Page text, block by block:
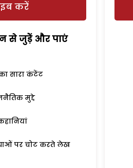
करें
से जुड़ेें और पाएं
सारा कंटेंट
मुद्दे
पर चोट करते लेख